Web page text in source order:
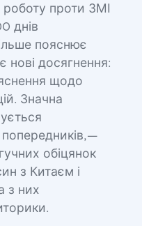
роботу проти ЗМІ
днів
пояснює
нові досягнення:
щодо
Значна
обіцянок
з Китаєм і
з них